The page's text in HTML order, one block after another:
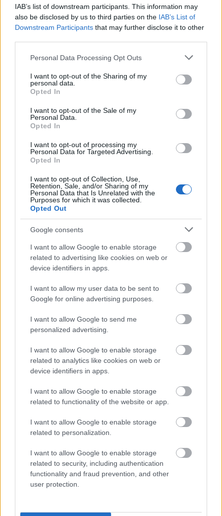
IAB’s list of downstream participants. This information may
also be disclosed by us to third parties on the IAB’s List of
Downstream Participants that may further disclose it to other
Please note that this website/app uses one or more Google
not limited to your visit or usage behaviour. You may click to
grant or deny consent to Google and its third-party tags to
use your data for below specified purposes in below Google
consent section.
Personal Data Processing Opt Outs
I want to opt-out of the Sharing of my
personal data.
Opted In
I want to opt-out of the Sale of my
Personal Data.
Opted In
I want to opt-out of processing my
Personal Data for Targeted Advertising.
Opted In
I want to opt-out of Collection, Use,
Retention, Sale, and/or Sharing of my
Personal Data that Is Unrelated with the
Purposes for which it was collected.
Opted Out
Google consents
I want to allow Google to enable storage
related to advertising like cookies on web or
device identifiers in apps.
I want to allow my user data to be sent to
Google for online advertising purposes.
I want to allow Google to send me
personalized advertising.
I want to allow Google to enable storage
related to analytics like cookies on web or
device identifiers in apps.
I want to allow Google to enable storage
related to functionality of the website or app.
I want to allow Google to enable storage
related to personalization.
I want to allow Google to enable storage
related to security, including authentication
functionality and fraud prevention, and other
user protection.
TAGS: ΗΠΑ Ύφεση Κάθι Γουντ (Cathie Wood)
BEST OFINTERNET
αναβάθμιση - Γιατί ακυρώθηκε ο πρώτος
διαγωνισμός
Τζέφρι Μονκαντά: Ποιος είναι ο «εγκέφαλος» που
εμπιστεύτηκε ο Βαγγέλης Μαρινάκης
Μάριους Κράιγκερ Λιντ: Ο ποδοσφαιριστής που
παίζει στο Conference χωρίς δεξί χέρι (vid)!